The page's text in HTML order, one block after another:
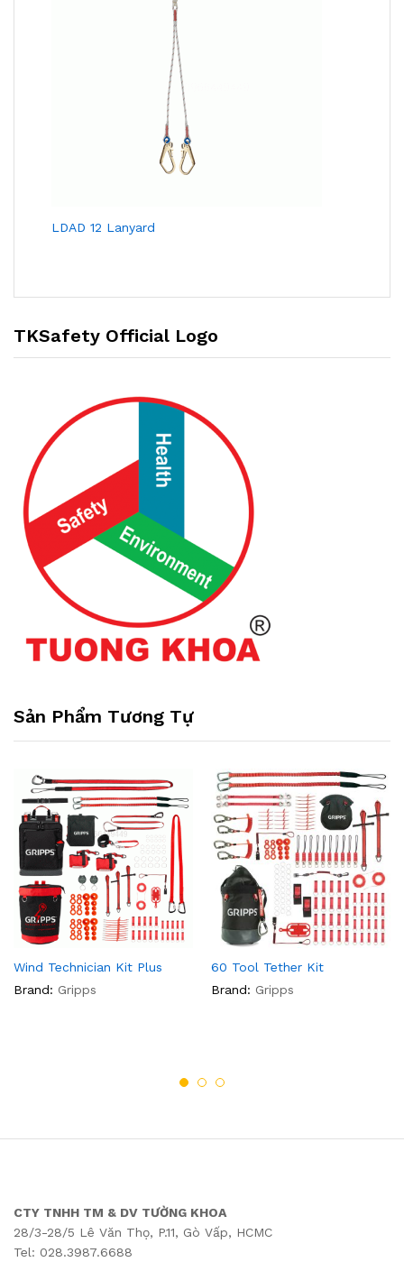
LDAD 12 Lanyard
TKSafety Official Logo
Sản Phẩm Tương Tự
Wind Technician Kit Plus
Brand: Gripps
60 Tool Tether Kit
Brand: Gripps
CTY TNHH TM & DV TƯỜNG KHOA
28/3-28/5 Lê Văn Thọ, P.11, Gò Vấp, HCMC
Tel: 028.3987.6688